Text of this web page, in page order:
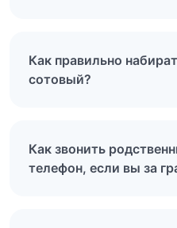
Как правильно
сотовый?
Как звонить
телефон, если вы за